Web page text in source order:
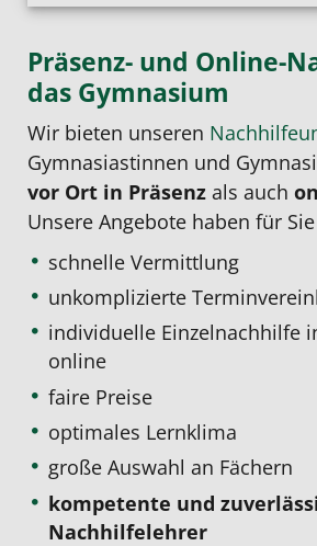
Präsenz- und Online-
das Gymnasium
Wir bieten unseren
Gymnasiastinnen und
vor Ort in Präsenz als auch
Unsere Angebote haben für
schnelle Vermittlung
unkomplizierte
individuelle Einzelnachhilfe
online
faire Preise
optimales Lernklima
große Auswahl an Fächern
kompetente und
Nachhilfelehrer